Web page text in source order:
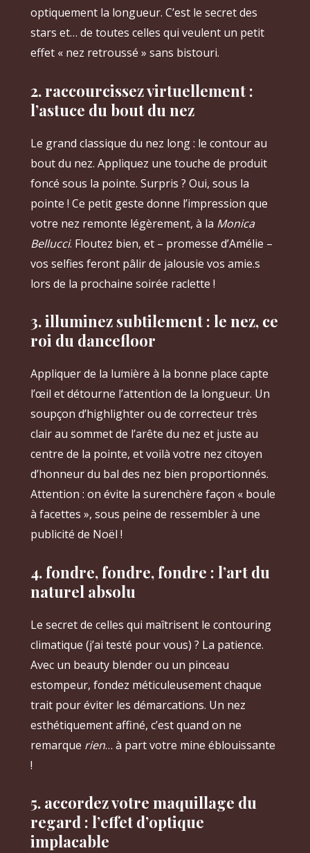
optiquement la longueur. C’est le secret des
stars et… de toutes celles qui veulent un petit
effet « nez retroussé » sans bistouri.
2. raccourcissez virtuellement :
l’astuce du bout du nez
Le grand classique du nez long : le contour au
bout du nez. Appliquez une touche de produit
foncé sous la pointe. Surpris ? Oui, sous la
pointe ! Ce petit geste donne l’impression que
votre nez remonte légèrement, à la Monica
Bellucci. Floutez bien, et – promesse d’Amélie –
vos selfies feront pâlir de jalousie vos amie.s
lors de la prochaine soirée raclette !
3. illuminez subtilement : le nez, ce
roi du dancefloor
Appliquer de la lumière à la bonne place capte
l’œil et détourne l’attention de la longueur. Un
soupçon d’highlighter ou de correcteur très
clair au sommet de l’arête du nez et juste au
centre de la pointe, et voilà votre nez citoyen
d’honneur du bal des nez bien proportionnés.
Attention : on évite la surenchère façon « boule
à facettes », sous peine de ressembler à une
publicité de Noël !
4. fondre, fondre, fondre : l’art du
naturel absolu
Le secret de celles qui maîtrisent le contouring
climatique (j’ai testé pour vous) ? La patience.
Avec un beauty blender ou un pinceau
estompeur, fondez méticuleusement chaque
trait pour éviter les démarcations. Un nez
esthétiquement affiné, c’est quand on ne
remarque rien… à part votre mine éblouissante
!
5. accordez votre maquillage du
regard : l’effet d’optique
implacable